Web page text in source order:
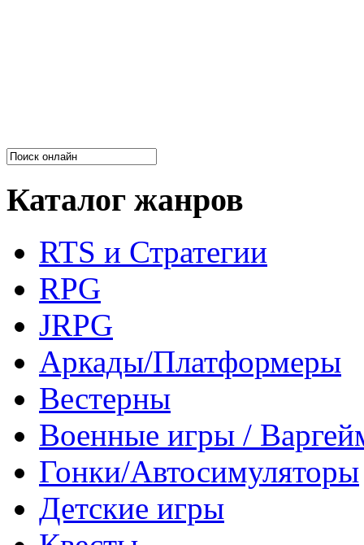
Каталог жанров
RTS и Стратегии
RPG
JRPG
Аркады/Платформеры
Вестерны
Военные игры /
Гонки/Автосимуляторы
Детские игры